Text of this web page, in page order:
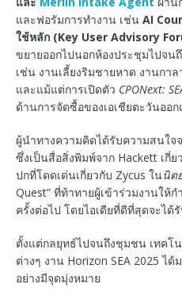
และฟอรัมการทำงาน เช่น AI
ใช้หลัก (Key User Advisory
ขยายออกไปนอกห้องประชุมไปจ
เช่น งานเลี้ยงริมชายหาด งานกา
และแม้แต่การเปิดตัว CPONext:
ด้านการจัดซื้อของเอเชียตะวันออก
ผู้นำทางความคิดได้รับความสนใจ
ซึ่งเป็นสื่อสิ่งพิมพ์จาก Hackett เกี่
ปกที่โดดเด่นเกี่ยวกับ Zycus ในนิต
Quest” ที่ท้าทายผู้เข้าร่วมงานให้
ครั้งต่อไป โดยไอเดียที่ดีที่สุดจะได้
ตั้งแต่กลยุทธ์ไปจนถึงชุมชน เทคโ
ต่างๆ งาน Horizon SEA 2025 ไ
อย่างมีจุดมุ่งหมาย